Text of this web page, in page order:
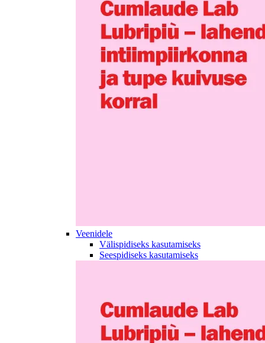
Veenidele
Välispidiseks kasutamiseks
Seespidiseks kasutamiseks